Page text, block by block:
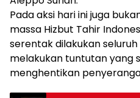
Pada aksi hari ini juga
massa Hizbut Tahir
serentak dilakukan
melakukan tuntutan yang
menghentikan